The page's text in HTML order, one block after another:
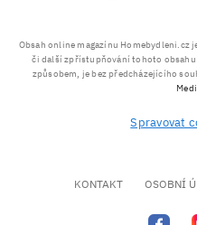
Obsah online magazínu Homebydleni.cz
či další zpřístupňování tohoto
způsobem, je bez předcházejícího
Spravovat
KONTAKT OSOBNÍ